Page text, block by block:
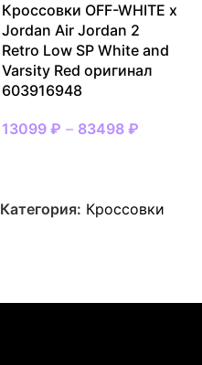
Кроссовки OFF-WHITE x
Jordan Air Jordan 2
Retro Low SP White and
Varsity Red оригинал
603916948
13099 ₽ – 83498 ₽
Категория: Кроссовки